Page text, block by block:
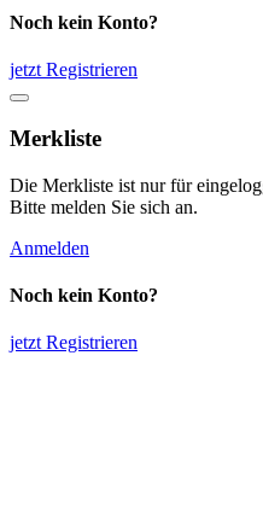
Noch kein Konto?
jetzt Registrieren
Merkliste
Die Merkliste ist nur für
Bitte melden Sie sich an.
Anmelden
Noch kein Konto?
jetzt Registrieren